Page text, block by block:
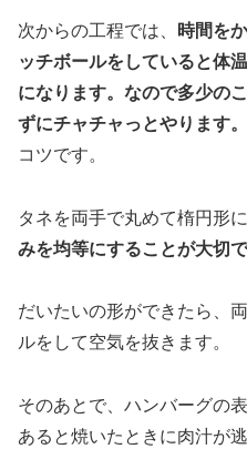
次からの工程では、
時間を
ッチボールをしていると体
になります。なので多少の
ずにチャチャっとやります。
コツです。
タネを両手で丸めて楕円形
みを均等にすることが大切で
だいたいの形ができたら、
ルをして空気を抜きます。
そのあとで、ハンバーグの
あると焼いたときに肉汁が